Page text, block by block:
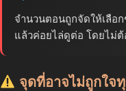
จำนวนตอนถูกจัดให้เลือ
แล้วค่อยไล่ดูต่อ โดยไม่ต้
จุดที่อาจไม่ถูกใจ